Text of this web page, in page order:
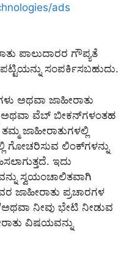
ads
ಪಾಲುದಾರರ ಗೌಪ್ಯತೆ
ಸಂಪರ್ಕಿಸಬಹುದು.
ಅಥವಾ ಜಾಹೀರಾತು
ಅಥವಾ ವೆಬ್ ಬೀಕನ್‌ಗಳಂತಹ
ಜಾಹೀರಾತುಗಳಲ್ಲಿ
ಗೋಚರಿಸುವ ಲಿಂಕ್‌ಗಳನ್ನು
ಇದು
ಸ್ವಯಂಚಾಲಿತವಾಗಿ
ಜಾಹೀರಾತು ಪ್ರಚಾರಗಳ
ನೀವು ಭೇಟಿ ನೀಡುವ
ವಿಷಯವನ್ನು